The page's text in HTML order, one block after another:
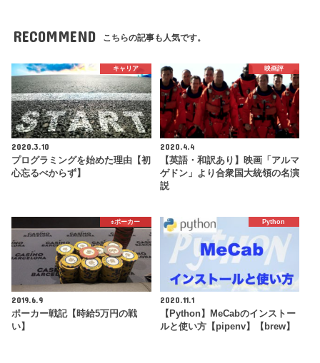
RECOMMEND こちらの記事も人気です。
キャリア
2020.3.10
プログラミングを始めた理由【初
心忘るべからず】
映画評
2020.4.4
【英語・和訳あり】映画「アルマ
ゲドン」より合衆国大統領の名演
説
♠️ポーカー
2019.6.9
ポーカー戦記【時給5万円の戦
い】
Python
2020.11.1
【Python】MeCabのインストー
ルと使い方【pipenv】【brew】